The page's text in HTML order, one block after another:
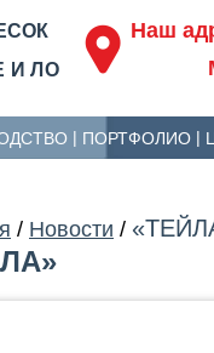
И ЛО
Наш
ПОРТФОЛИО
/ Новости /